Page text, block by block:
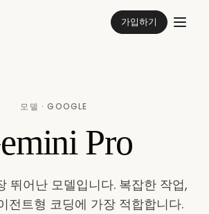
가입하기
모델 · GOOGLE
Pro
뛰어난 모델입니다. 복잡한 작업,
전트형 코딩에 가장 적합합니다.